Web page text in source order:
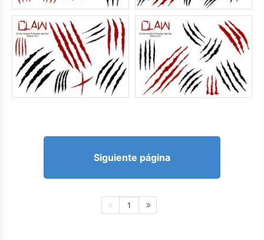
Siguiente página
1